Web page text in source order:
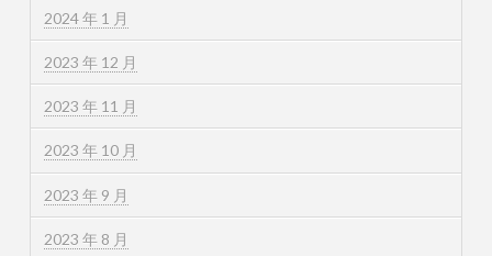
2024 年 1 月
2023 年 12 月
2023 年 11 月
2023 年 10 月
2023 年 9 月
2023 年 8 月